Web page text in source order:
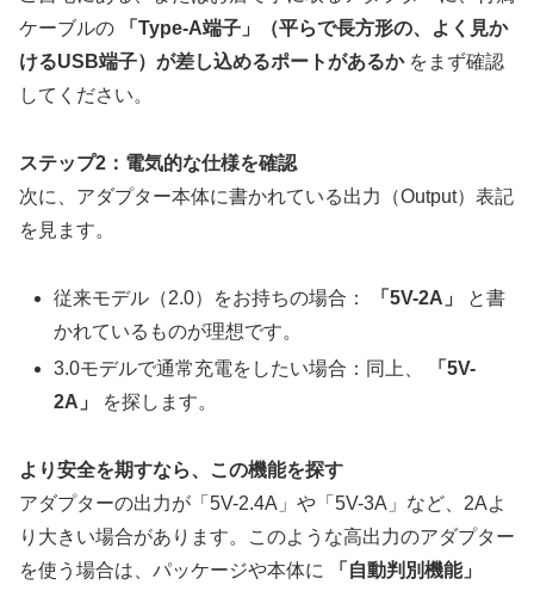
ケーブルの
「Type-A端子」（平らで長方形の、よく見か
けるUSB端子）が差し込めるポートがあるかをまず確認
してください。
ステップ2：電気的な仕様を確認
次に、アダプター本体に書かれている出力（Output）表記
を見ます。
従来モデル（2.0）をお持ちの場合： 「5V-2A」
と書
かれているものが理想です。
3.0モデルで通常充電をしたい場合：同上、
「5V-
2A」
を探します。
より安全を期すなら、この機能を探す
アダプターの出力が「5V-2.4A」や「5V-3A」など、2Aよ
り大きい場合があります。このような高出力のアダプター
を使う場合は、パッケージや本体に
「自動判別機能」